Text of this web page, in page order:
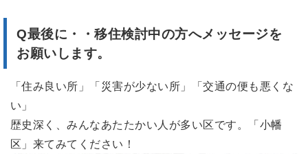
Q最後に・・移住検討中の方へメッセージを
お願いします。
「住み良い所」「災害が少ない所」「交通の便も悪くな
い」
歴史深く、みんなあたたかい人が多い区です。「小幡
区」来てみてください！